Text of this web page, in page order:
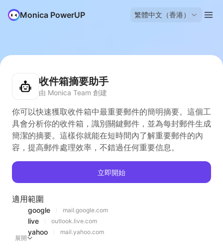
Monica PowerUP 繁體中文（香港）
收件箱摘要助手
由 Monica Team 創建
你可以快速獲取收件箱中最重要郵件的簡明摘要。這個工
具會分析你的收件箱，識別關鍵郵件，並為每封郵件生成
簡潔的摘要。這樣你就能在短時間內了解重要郵件的內
容，提高郵件處理效率，不錯過任何重要信息。
立即開始
適用範圍
google mail.google.com
live outlook.live.com
yahoo
mail.yahoo.com
展開